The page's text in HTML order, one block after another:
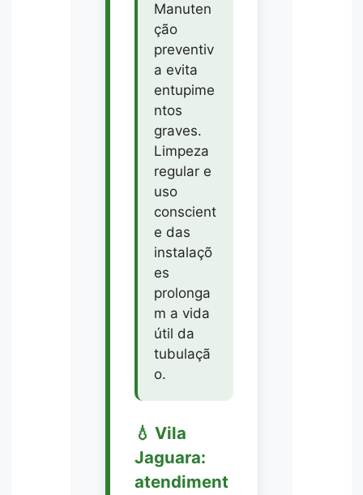
Manuten
ção
preventiv
a evita
entupime
ntos
graves.
Limpeza
regular e
uso
conscient
e das
instalaçõ
es
prolonga
m a vida
útil da
tubulaçã
o.
💧 Vila
Jaguara:
atendiment